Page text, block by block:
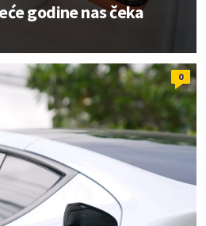
godine nas čeka
0